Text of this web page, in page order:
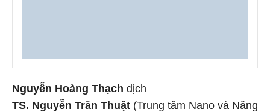
Nguyễn Hoàng Thạch dịch
TS. Nguyễn Trần Thuật (Trung tâm Nano và Năng